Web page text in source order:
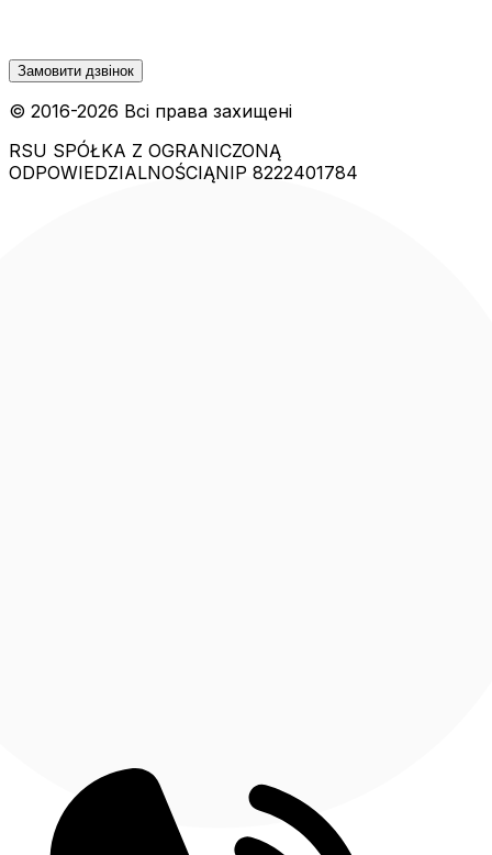
Замовити дзвінок
© 2016-2026 Всі права захищені
RSU SPÓŁKA Z OGRANICZONĄ
ODPOWIEDZIALNOŚCIĄNIP 8222401784